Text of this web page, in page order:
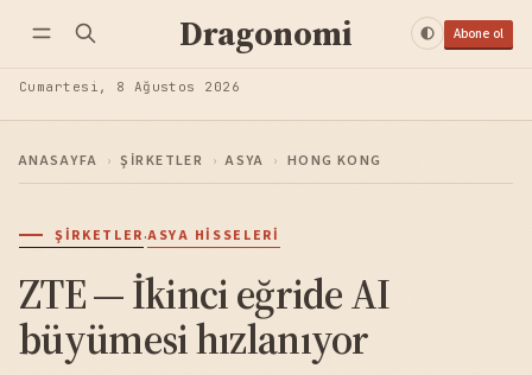
Dragonomi Abone ol
Cumartesi, 8 Ağustos 2026
ANASAYFA › ŞIRKETLER › ASYA › HONG KONG
ŞIRKETLER·ASYA HISSELERI
ZTE — İkinci eğride AI
büyümesi hızlanıyor